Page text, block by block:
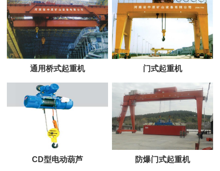
通用桥式起重机 门式起重机
CD型电动葫芦 防爆门式起重机